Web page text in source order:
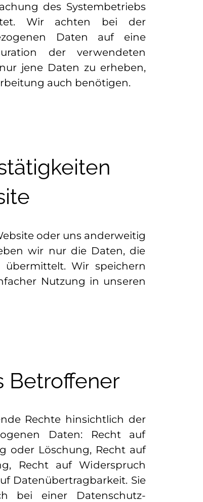
des Systembetriebs
Wir achten bei der
Daten auf eine
der verwendeten
jene Daten zu erheben,
auch benötigen.
oder uns anderweitig
wir nur die Daten, die
Wir speichern
Nutzung in unseren
Betroffener
Rechte hinsichtlich der
Daten: Recht auf
oder Löschung, Recht auf
Recht auf Widerspruch
Datenübertragbarkeit. Sie
bei einer Datenschutz-